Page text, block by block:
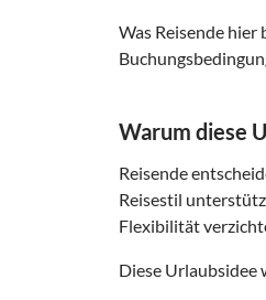
Was Reisende
Warum diese
Reisende
Reisestil
Flexibilität
Diese Urlaubsidee